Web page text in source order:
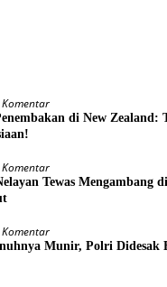
di New Zealand:
Tewas Mengambang
Munir, Polri Didesak